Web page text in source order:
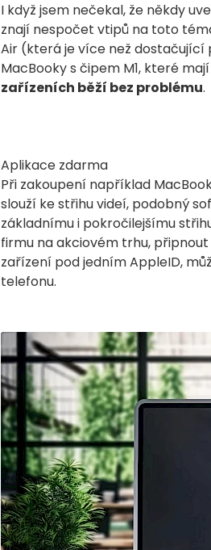
I když jsem nečekal, že někdy
znají nespočet vtipů na toto
Air (která je více než
MacBooky s čipem M1, které
zařízeních běží bez problému.
Aplikace zdarma
Při zakoupení například
slouží ke střihu videí, podobný
základnímu i pokročilejšímu
firmu na akciovém trhu,
zařízení pod jedním AppleID,
telefonu.